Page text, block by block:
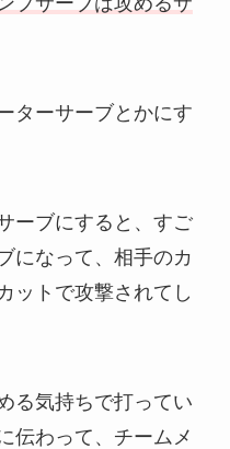
ターサーブとかにす
ーブにすると、すご
になって、相手のカ
ットで攻撃されてし
る気持ちで打ってい
伝わって、チームメ